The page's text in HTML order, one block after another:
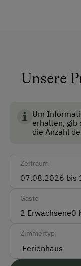
Vor Ort
Englisch
Parken
Unterkunftsart
Unsere
Um
erhalten, gib
die Anzahl
Zeitraum
Gäste
2 Erwachsene0
Zimmertyp